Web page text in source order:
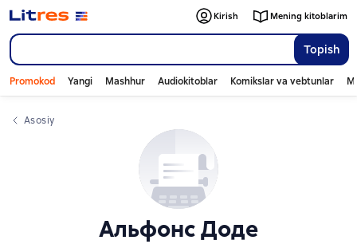
Topish
Kirish Mening kitoblarim
Promokod Yangi Mashhur Audiokitoblar Komikslar va vebtunlar
Asosiy
Альфонс Доде
Слайдер с книгами
Слайдер с книгами